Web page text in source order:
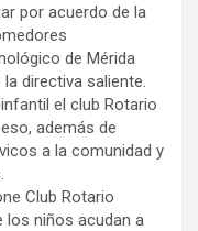
por acuerdo de la
de Mérida
directiva saliente.
el club Rotario
además de
a la comunidad y
Club Rotario
los niños acudan a